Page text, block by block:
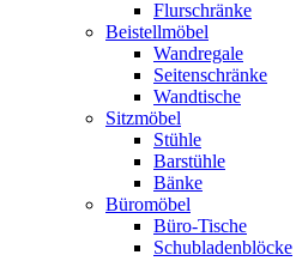
Flurschränke
Beistellmöbel
Wandregale
Seitenschränke
Wandtische
Sitzmöbel
Stühle
Barstühle
Bänke
Büromöbel
Büro-Tische
Schubladenblöcke